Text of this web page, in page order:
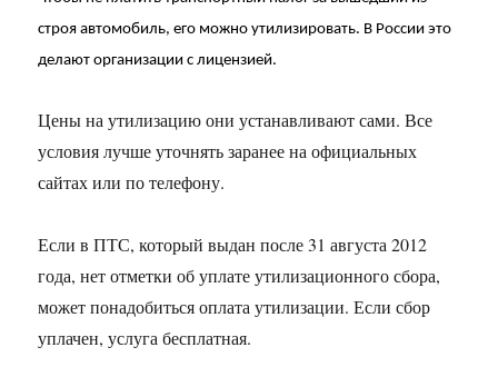
строя автомобиль, его можно утилизировать. В России это
делают организации с лицензией.
Цены на утилизацию они устанавливают сами. Все
условия лучше уточнять заранее на официальных
сайтах или по телефону.
Если в ПТС, который выдан после 31 августа 2012
года, нет отметки об уплате утилизационного сбора,
может понадобиться оплата утилизации. Если сбор
уплачен, услуга бесплатная.